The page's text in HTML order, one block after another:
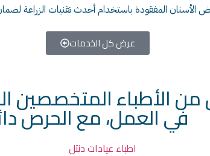
الأسنان المفقودة باستخدام أحدث تقنيات الزراعة
عرض كل الخدمات
الأطباء المتخصصين
في العمل، مع الحرص